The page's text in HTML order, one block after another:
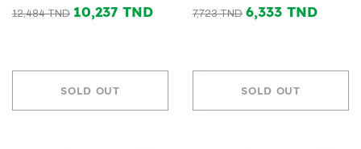
12,484 TND 10,237 TND
SOLD OUT
7,723 TND 6,333 TND
SOLD OUT